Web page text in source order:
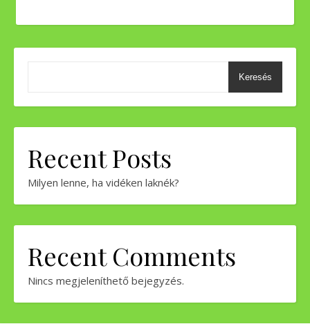
Keresés
Recent Posts
Milyen lenne, ha vidéken laknék?
Recent Comments
Nincs megjeleníthető bejegyzés.